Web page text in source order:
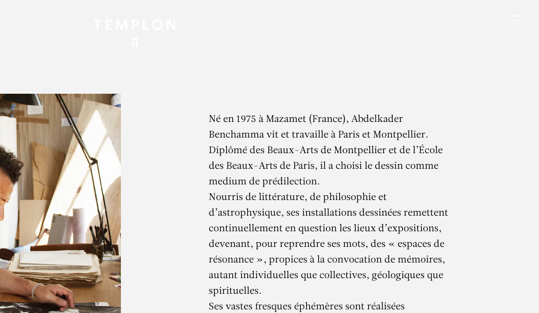
Né en 1975 à Mazamet (France), Abdelkader
Benchamma vit et travaille à Paris et Montpellier.
Diplômé des Beaux-Arts de Montpellier et de l’École
des Beaux-Arts de Paris, il a choisi le dessin comme
medium de prédilection.
Nourris de littérature, de philosophie et
d’astrophysique, ses installations dessinées remettent
continuellement en question les lieux d’expositions,
devenant, pour reprendre ses mots, des « espaces de
résonance », propices à la convocation de mémoires,
autant individuelles que collectives, géologiques que
spirituelles.
Ses vastes fresques éphémères sont réalisées